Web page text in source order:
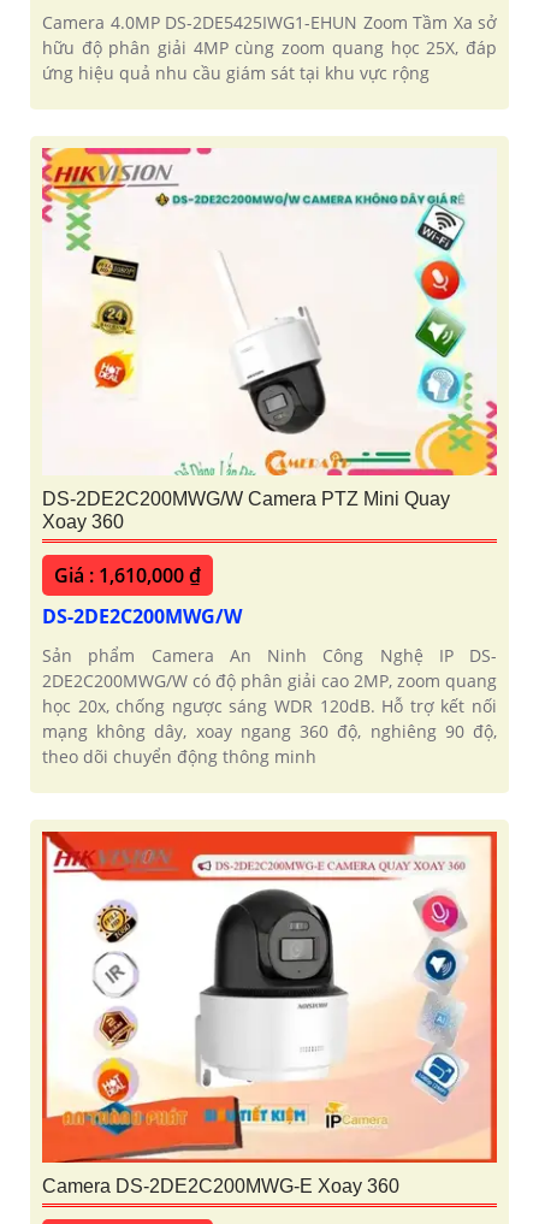
Camera 4.0MP DS-2DE5425IWG1-EHUN Zoom Tầm Xa sở
hữu độ phân giải 4MP cùng zoom quang học 25X, đáp
ứng hiệu quả nhu cầu giám sát tại khu vực rộng
DS-2DE2C200MWG/W Camera PTZ Mini Quay
Xoay 360
Giá : 1,610,000 ₫
DS-2DE2C200MWG/W
Sản phẩm Camera An Ninh Công Nghệ IP DS-
2DE2C200MWG/W có độ phân giải cao 2MP, zoom quang
học 20x, chống ngược sáng WDR 120dB. Hỗ trợ kết nối
mạng không dây, xoay ngang 360 độ, nghiêng 90 độ,
theo dõi chuyển động thông minh
Camera DS-2DE2C200MWG-E Xoay 360